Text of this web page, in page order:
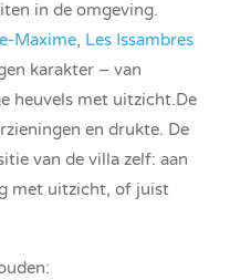
in de omgeving.
Maxime, Les Issambres
karakter – van
heuvels met uitzicht.De
en drukte. De
van de villa zelf: aan
met uitzicht, of juist